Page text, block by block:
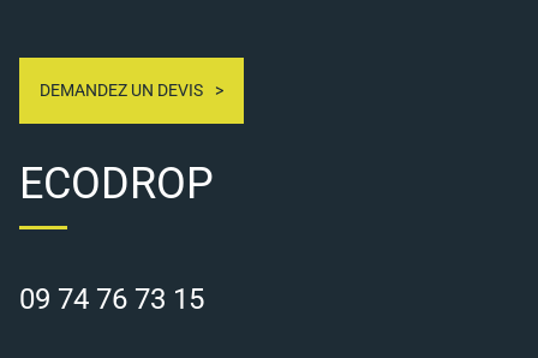
DEMANDEZ UN DEVIS
ECODROP
09 74 76 73 15